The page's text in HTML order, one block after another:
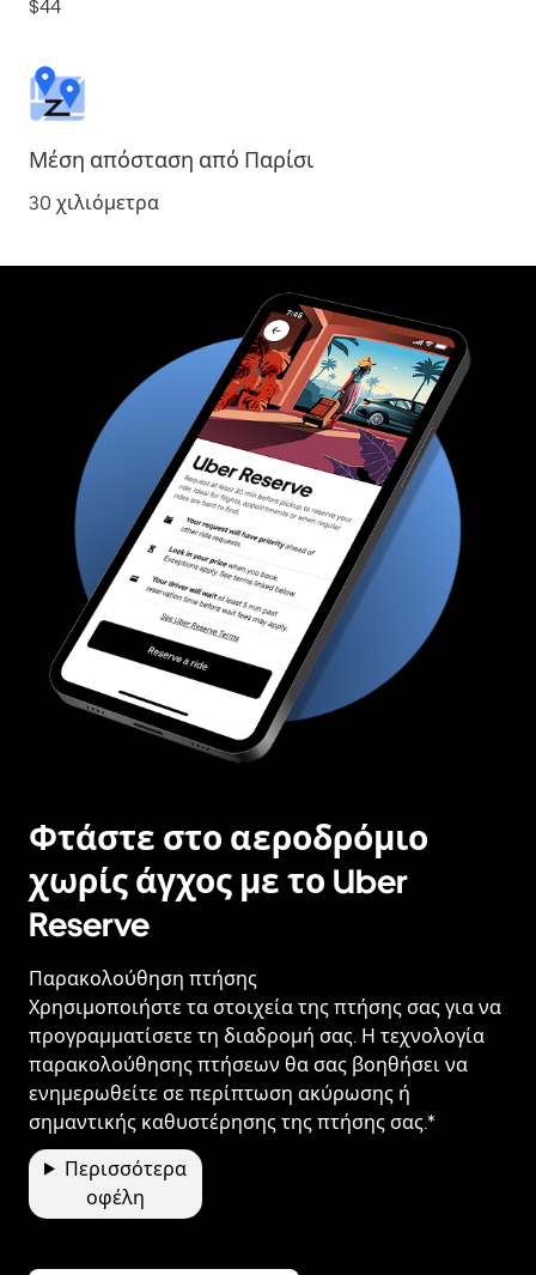
$44
Μέση απόσταση από Παρίσι
30 χιλιόμετρα
Φτάστε στο αεροδρόμιο
χωρίς άγχος με το Uber
Reserve
Παρακολούθηση πτήσης
Χρησιμοποιήστε τα στοιχεία της πτήσης σας για να
προγραμματίσετε τη διαδρομή σας. Η τεχνολογία
παρακολούθησης πτήσεων θα σας βοηθήσει να
ενημερωθείτε σε περίπτωση ακύρωσης ή
σημαντικής καθυστέρησης της πτήσης σας.*
Περισσότερα
οφέλη